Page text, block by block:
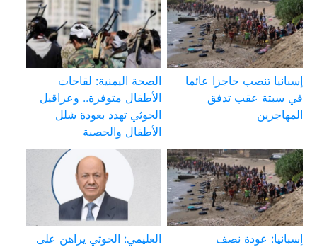
إسبانيا تنصب حاجزا عائما
في سبتة عقب تدفق
المهاجرين
الصحة اليمنية: لقاحات
الأطفال متوفرة.. وعراقيل
الحوثي تهدد بعودة شلل
الأطفال والحصبة
إسبانيا: عودة نصف العليمي: الحوثي يراهن على